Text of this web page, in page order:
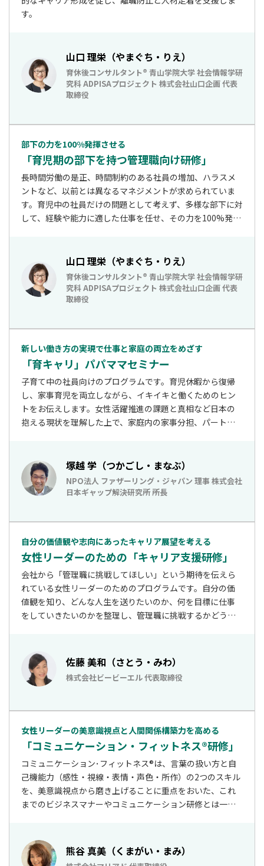
す。
山口 理栄（やまぐち・りえ）
育休後コンサルタント® 青山学院大学 社会情報学研
究科 ADPISAプロジェクト 株式会社山口企画 代表
取締役
部下の力を100%発揮させる
「育児期の部下を持つ管理職向け研修」
長時間労働の是正、時間制約のある社員の増加、ハラスメ
ントなど、以前とは異なるマネジメントが求められていま
す。育児中の社員だけの問題として考えず、多様な部下に対
して、経験や能力に適した仕事を任せ、その力を100%発揮
よく耳にします。その社員への具体的なコミュニケーショ
ンも学びます。
山口 理栄（やまぐち・りえ）
育休後コンサルタント® 青山学院大学 社会情報学研
究科 ADPISAプロジェクト 株式会社山口企画 代表
取締役
新しい働き方の実現で仕事と家庭の両立をめざす
「育キャリ」パパママセミナー
子育て中の社員向けのプログラムです。育児休暇から復帰
し、家事育児を両立しながら、イキイキと働くためのヒン
トをお伝えします。女性活躍推進の課題と真相など日本の
抱える現状を理解した上で、家庭内の家事分担、パートナ
ある「育キャリ」を目指します。
塚越 学（つかごし・まなぶ）
NPO法人 ファザーリング・ジャパン 理事 株式会社
日本ギャップ解決研究所 所長
自分の価値観や志向にあったキャリア展望を考える
女性リーダーのための「キャリア支援研修」
会社から「管理職に挑戦してほしい」という期待を伝えら
れている女性リーダーのためのプログラムです。自分の価
値観を知り、どんな人生を送りたいのか、何を目標に仕事
をしていきたいのかを整理し、管理職に挑戦するかどうか
佐藤 美和（さとう・みわ）
株式会社ビービーエル 代表取締役
女性リーダーの美意識視点と人間関係構築力を高める
「コミュニケーション・フィットネス®研修」
コミュニケーション･フィットネス®は、言葉の扱い方と自
己機能力（感性・視線・表情・声色・所作）の2つのスキル
を、美意識視点から磨き上げることに重点をおいた、これ
までのビジネスマナーやコミュニケーション研修とは一線
客様といった様々なレイヤー／ジェンダー／ジェネレーシ
ョンの違いで起きている問題を解消。社会の人間関係を健
熊谷 真美（くまがい・まみ）